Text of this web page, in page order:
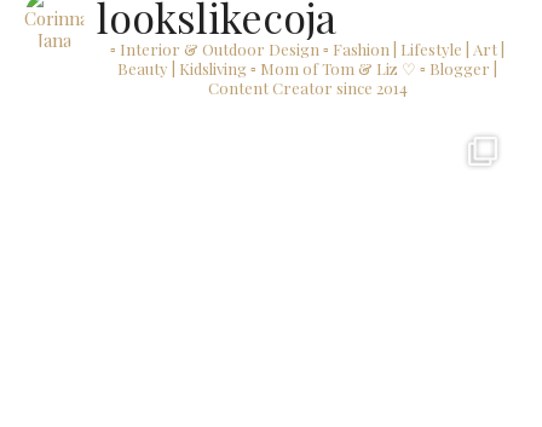
lookslikecoja
▫ Interior & Outdoor Design ▫ Fashion | Lifestyle | Art |
Beauty | Kidsliving▫ Mom of Tom & Liz ♡ ▫ Blogger |
Content Creator since 2014